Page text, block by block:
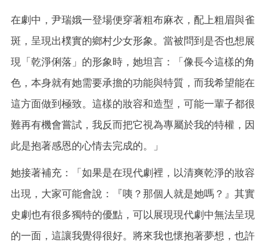
在劇中，尹瑞娥一登場便穿著粗布麻衣，配上粗眉與雀
斑，呈現出樸實的鄉村少女形象。當被問到是否也想展
現「乾淨俐落」的形象時，她坦言：「像長今這樣的角
色，本身就有她需要承擔的功能與特質，而我希望能在
這方面做到極致。這樣的妝容和造型，可能一輩子都很
難再有機會嘗試，我反而把它視為專屬於我的特權，因
此是抱著感恩的心情去完成的。」
她接著補充：「如果是在現代劇裡，以清爽乾淨的妝容
出現，大家可能會說：『咦？那個人就是她嗎？』其實
史劇也有很多獨特的優點，可以展現現代劇中無法呈現
的一面，這讓我覺得很好。將來我也懷抱著夢想，也許